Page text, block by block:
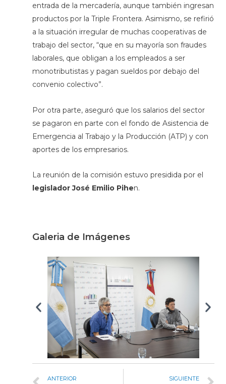
entrada de la mercadería, aunque también ingresan
productos por la Triple Frontera. Asimismo, se refirió
a la situación irregular de muchas cooperativas de
trabajo del sector, “que en su mayoría son fraudes
laborales, que obligan a los empleados a ser
monotributistas y pagan sueldos por debajo del
convenio colectivo”.
Por otra parte, aseguró que los salarios del sector
se pagaron en parte con el fondo de Asistencia de
Emergencia al Trabajo y la Producción (ATP) y con
aportes de los empresarios.
La reunión de la comisión estuvo presidida por el
legislador José Emilio Pihen.
Galeria de Imágenes
ANTERIOR SIGUIENTE